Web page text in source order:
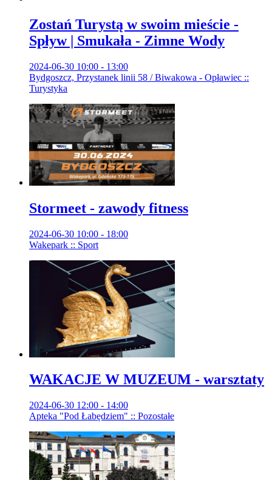
Zostań Turystą w swoim mieście -
Spływ | Smukała - Zimne Wody
2024-06-30 10:00 - 13:00
Bydgoszcz, Przystanek linii 58 / Biwakowa - Opławiec ::
Turystyka
Stormeet - zawody fitness
2024-06-30 10:00 - 18:00
Wakepark :: Sport
WAKACJE W MUZEUM - warsztaty
2024-06-30 12:00 - 14:00
Apteka "Pod Łabędziem" :: Pozostałe